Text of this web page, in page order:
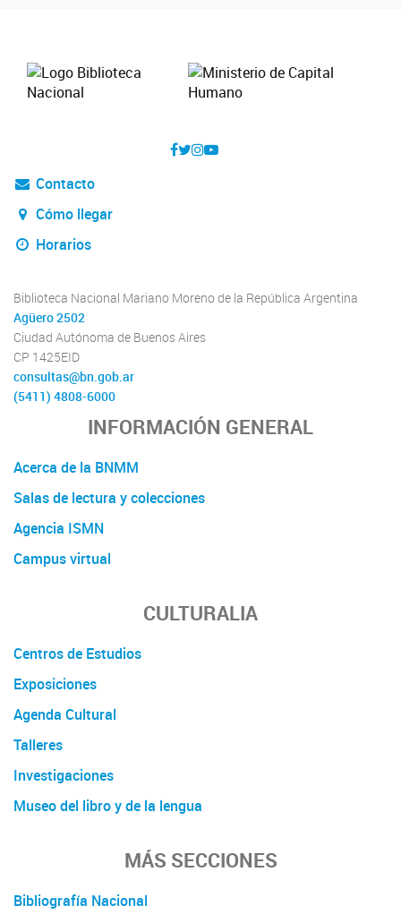
Contacto
Cómo llegar
Horarios
Biblioteca Nacional Mariano Moreno de la República Argentina
Agüero 2502
Ciudad Autónoma de Buenos Aires
CP 1425EID
consultas@bn.gob.ar
(5411) 4808-6000
INFORMACIÓN GENERAL
Acerca de la BNMM
Salas de lectura y colecciones
Agencia ISMN
Campus virtual
CULTURALIA
Centros de Estudios
Exposiciones
Agenda Cultural
Talleres
Investigaciones
Museo del libro y de la lengua
MÁS SECCIONES
Bibliografía Nacional